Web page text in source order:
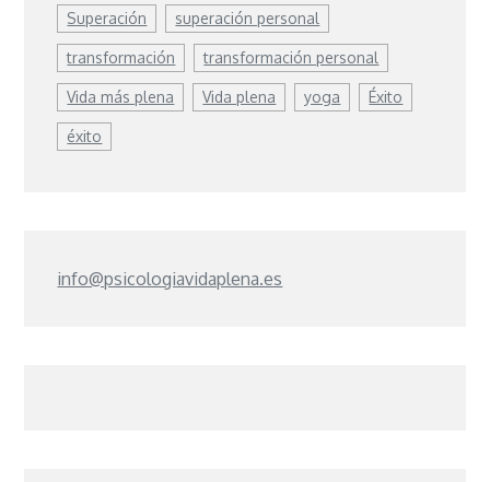
Superación superación personal
transformación transformación personal
Vida más plena Vida plena yoga Éxito
éxito
info@psicologiavidaplena.es